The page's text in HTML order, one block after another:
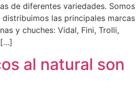
de diferentes variedades. Somos
las principales marcas
y chuches: Vidal, Fini, Trolli,
[…]
al natural son